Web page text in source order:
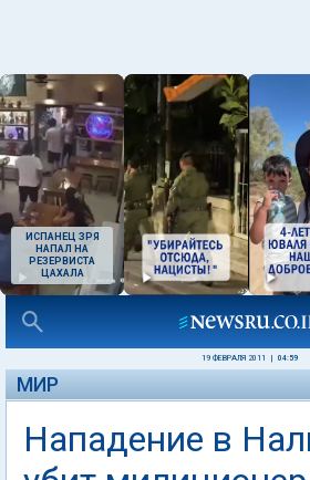
ИСПАНЕЦ ЗРЯ
НАПАЛ НА
РЕЗЕРВИСТА
ЦАХАЛА
19 ФЕВРАЛЯ 2011 04:59
МИР
Нападение в